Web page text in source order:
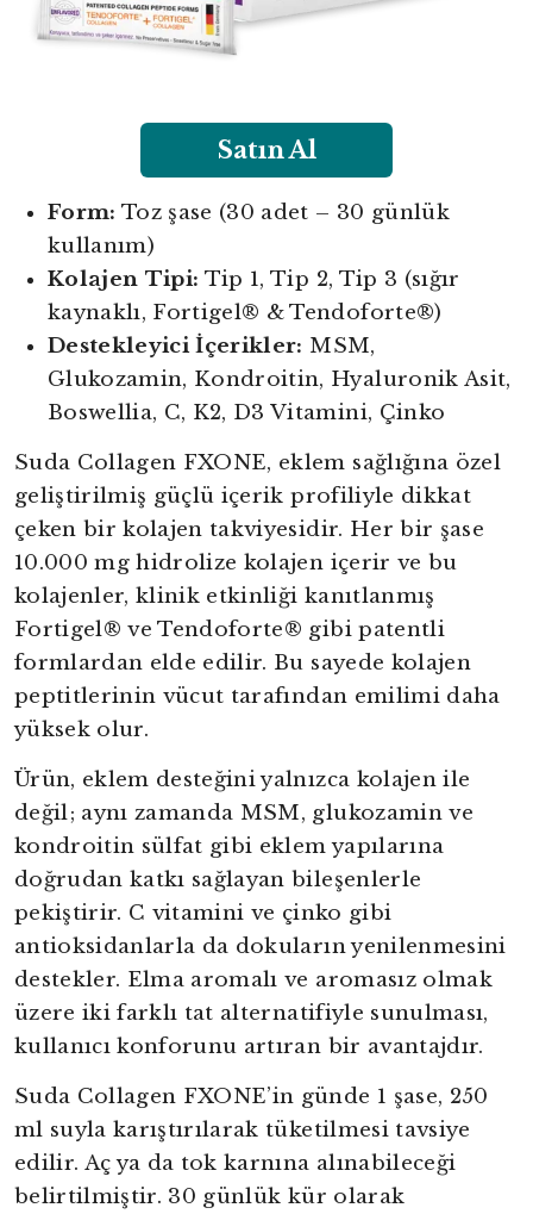
Satın Al
Form: Toz şase (30 adet – 30 günlük
kullanım)
Kolajen Tipi: Tip 1, Tip 2, Tip 3 (sığır
kaynaklı, Fortigel® & Tendoforte®)
Destekleyici İçerikler: MSM,
Glukozamin, Kondroitin, Hyaluronik Asit,
Boswellia, C, K2, D3 Vitamini, Çinko
Suda Collagen FXONE, eklem sağlığına özel
geliştirilmiş güçlü içerik profiliyle dikkat
çeken bir kolajen takviyesidir. Her bir şase
10.000 mg hidrolize kolajen içerir ve bu
kolajenler, klinik etkinliği kanıtlanmış
Fortigel® ve Tendoforte® gibi patentli
formlardan elde edilir. Bu sayede kolajen
peptitlerinin vücut tarafından emilimi daha
yüksek olur.
Ürün, eklem desteğini yalnızca kolajen ile
değil; aynı zamanda MSM, glukozamin ve
kondroitin sülfat gibi eklem yapılarına
doğrudan katkı sağlayan bileşenlerle
pekiştirir. C vitamini ve çinko gibi
antioksidanlarla da dokuların yenilenmesini
destekler. Elma aromalı ve aromasız olmak
üzere iki farklı tat alternatifiyle sunulması,
kullanıcı konforunu artıran bir avantajdır.
Suda Collagen FXONE’in günde 1 şase, 250
ml suyla karıştırılarak tüketilmesi tavsiye
edilir. Aç ya da tok karnına alınabileceği
belirtilmiştir. 30 günlük kür olarak